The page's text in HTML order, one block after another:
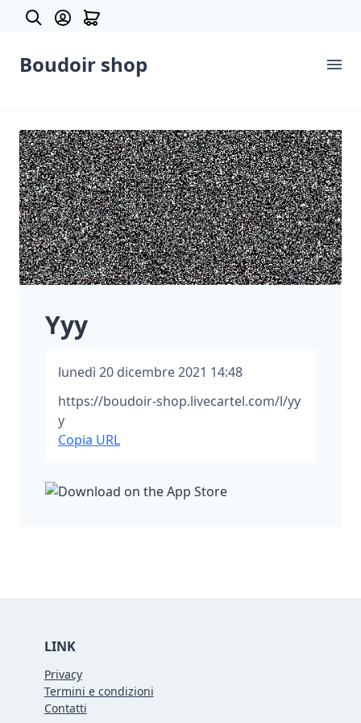
Boudoir shop
Categorie
Chi siamo
Yyy
lunedì 20 dicembre 2021 14:48
https://boudoir-shop.livecartel.com/l/yy
y
Copia URL
LINK
Privacy
Termini e condizioni
Contatti